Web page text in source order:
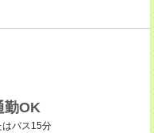
勤OK
はバス15分